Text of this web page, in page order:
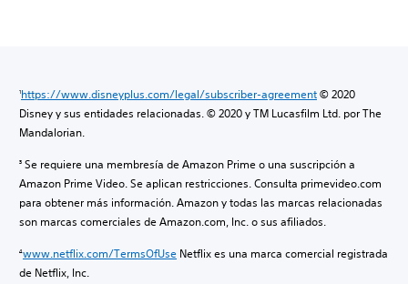
1 https://www.disneyplus.com/legal/subscriber-agreement© 2020
Disney y sus entidades relacionadas. © 2020 y TM Lucasfilm Ltd. por The
Mandalorian.
3 Se requiere una membresía de Amazon Prime o una suscripción a
Amazon Prime Video. Se aplican restricciones. Consulta primevideo.com
para obtener más información. Amazon y todas las marcas relacionadas
son marcas comerciales de Amazon.com, Inc. o sus afiliados.
4www.netflix.com/TermsOfUse Netflix es una marca comercial registrada
de Netflix, Inc.